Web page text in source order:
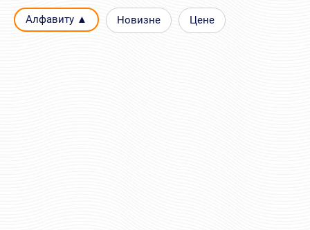
Алфавиту ▲ Новизне Цене